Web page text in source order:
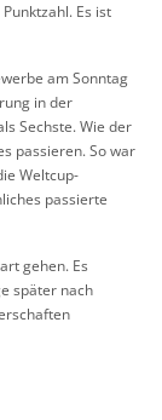
Es ist
am Sonntag
in der
Sechste. Wie der
passieren. So war
Weltcup-
passierte
gehen. Es
später nach